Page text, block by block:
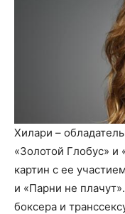
Хилари –
«Золотой Глобус» и
картин с ее
и «Парни не
боксера и